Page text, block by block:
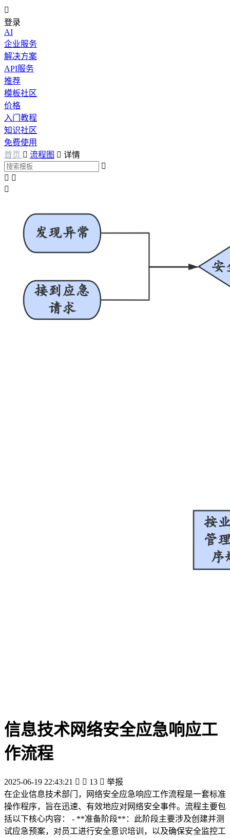

登录
AI
企业服务
解决方案
API服务
推荐
模板社区
价格
入门教程
知识社区
免费使用
首页  流程图  详情

 

信息技术网络安全应急响应工
作流程
2025-06-19 22:43:21   13  举报
在企业信息技术部门，网络安全应急响应工作流程是一套标准
操作程序，旨在迅速、有效地应对网络安全事件。流程主要包
括以下核心内容： - **准备阶段**：此阶段主要涉及创建并测
试应急预案，对员工进行安全意识培训，以及确保安全监控工